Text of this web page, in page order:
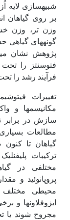
شبیه­سازی لایه
بر روی گیاهان
وزن تر، وزن
گونه­های گیاهی
فتوسنتز را تحت
فرآیند رشد را
تغییرات
مکانیسم‏ها و
گیاهان تا
ترکیبات
مختلفی در
پروپانوئید و
محیطی
ایزوفلاون­ها و
مجروح شوند یا